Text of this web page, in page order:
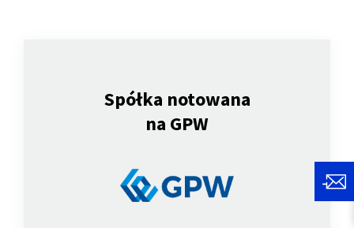
Spółka notowana
na GPW